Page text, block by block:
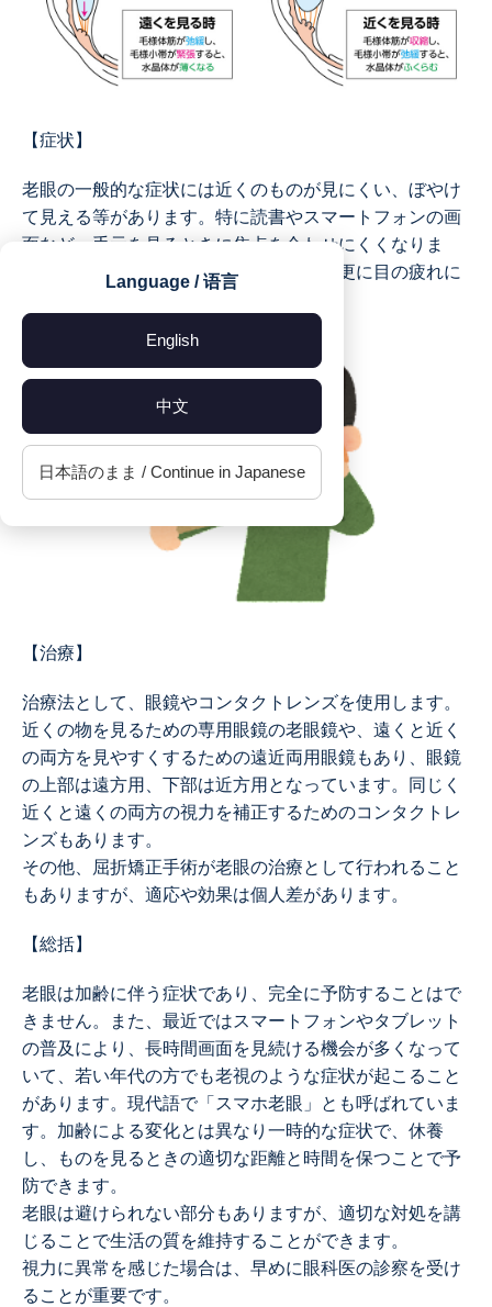
Language / 语言
English
中文
日本語のまま / Continue in Japanese
【症状】
老眼の一般的な症状には近くのものが見にくい、ぼやけ
て見える等があります。特に読書やスマートフォンの画
面など、手元を見るときに焦点を合わせにくくなりま
す。それによって目が疲れやすくなり、更に目の疲れに
【治療】
治療法として、眼鏡やコンタクトレンズを使用します。
近くの物を見るための専用眼鏡の老眼鏡や、遠くと近く
の両方を見やすくするための遠近両用眼鏡もあり、眼鏡
の上部は遠方用、下部は近方用となっています。同じく
近くと遠くの両方の視力を補正するためのコンタクトレ
ンズもあります。
その他、屈折矯正手術が老眼の治療として行われること
もありますが、適応や効果は個人差があります。
【総括】
老眼は加齢に伴う症状であり、完全に予防することはで
きません。また、最近ではスマートフォンやタブレット
の普及により、長時間画面を見続ける機会が多くなって
いて、若い年代の方でも老視のような症状が起こること
があります。現代語で「スマホ老眼」とも呼ばれていま
す。加齢による変化とは異なり一時的な症状で、休養
し、ものを見るときの適切な距離と時間を保つことで予
防できます。
老眼は避けられない部分もありますが、適切な対処を講
じることで生活の質を維持することができます。
視力に異常を感じた場合は、早めに眼科医の診察を受け
ることが重要です。